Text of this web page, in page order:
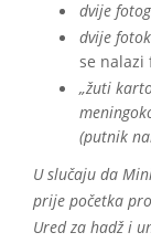
dvije
dvije
se nalazi
„žuti
(putnik
U slučaju da
prije početka
Ured za hadž i